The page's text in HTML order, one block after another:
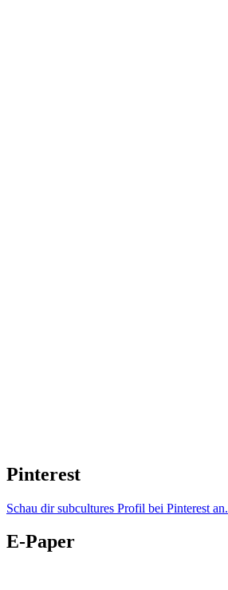
Pinterest
Schau dir subcultures Profil bei Pinterest an.
E-Paper